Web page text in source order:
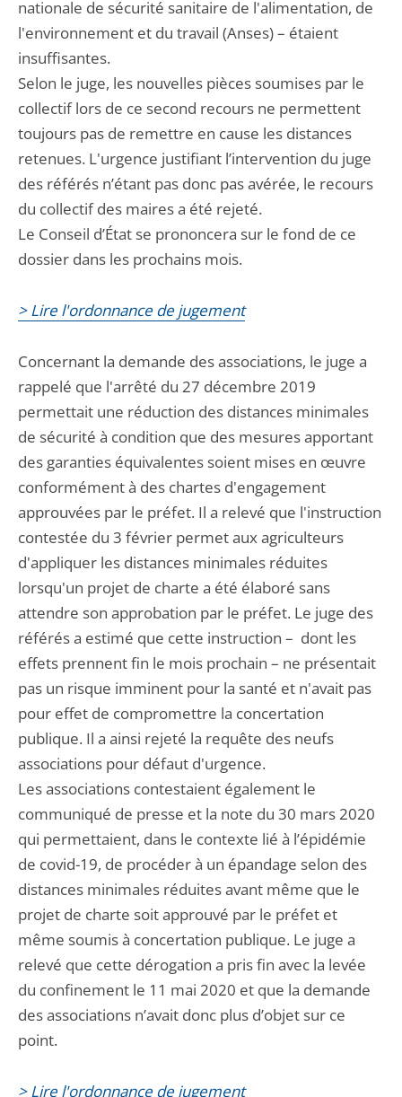
nationale de sécurité sanitaire de l'alimentation, de
l'environnement et du travail (Anses) – étaient
insuffisantes.
Selon le juge, les nouvelles pièces soumises par le
collectif lors de ce second recours ne permettent
toujours pas de remettre en cause les distances
retenues. L'urgence justifiant l’intervention du juge
des référés n’étant pas donc pas avérée, le recours
du collectif des maires a été rejeté.
Le Conseil d’État se prononcera sur le fond de ce
dossier dans les prochains mois.
> Lire l'ordonnance de jugement
Concernant la demande des associations, le juge a
rappelé que l'arrêté du 27 décembre 2019
permettait une réduction des distances minimales
de sécurité à condition que des mesures apportant
des garanties équivalentes soient mises en œuvre
conformément à des chartes d'engagement
approuvées par le préfet. Il a relevé que l'instruction
contestée du 3 février permet aux agriculteurs
d'appliquer les distances minimales réduites
lorsqu'un projet de charte a été élaboré sans
attendre son approbation par le préfet. Le juge des
référés a estimé que cette instruction – dont les
effets prennent fin le mois prochain – ne présentait
pas un risque imminent pour la santé et n'avait pas
pour effet de compromettre la concertation
publique. Il a ainsi rejeté la requête des neufs
associations pour défaut d'urgence.
Les associations contestaient également le
communiqué de presse et la note du 30 mars 2020
qui permettaient, dans le contexte lié à l’épidémie
de covid-19, de procéder à un épandage selon des
distances minimales réduites avant même que le
projet de charte soit approuvé par le préfet et
même soumis à concertation publique. Le juge a
relevé que cette dérogation a pris fin avec la levée
du confinement le 11 mai 2020 et que la demande
des associations n’avait donc plus d’objet sur ce
point.
> Lire l'ordonnance de jugement